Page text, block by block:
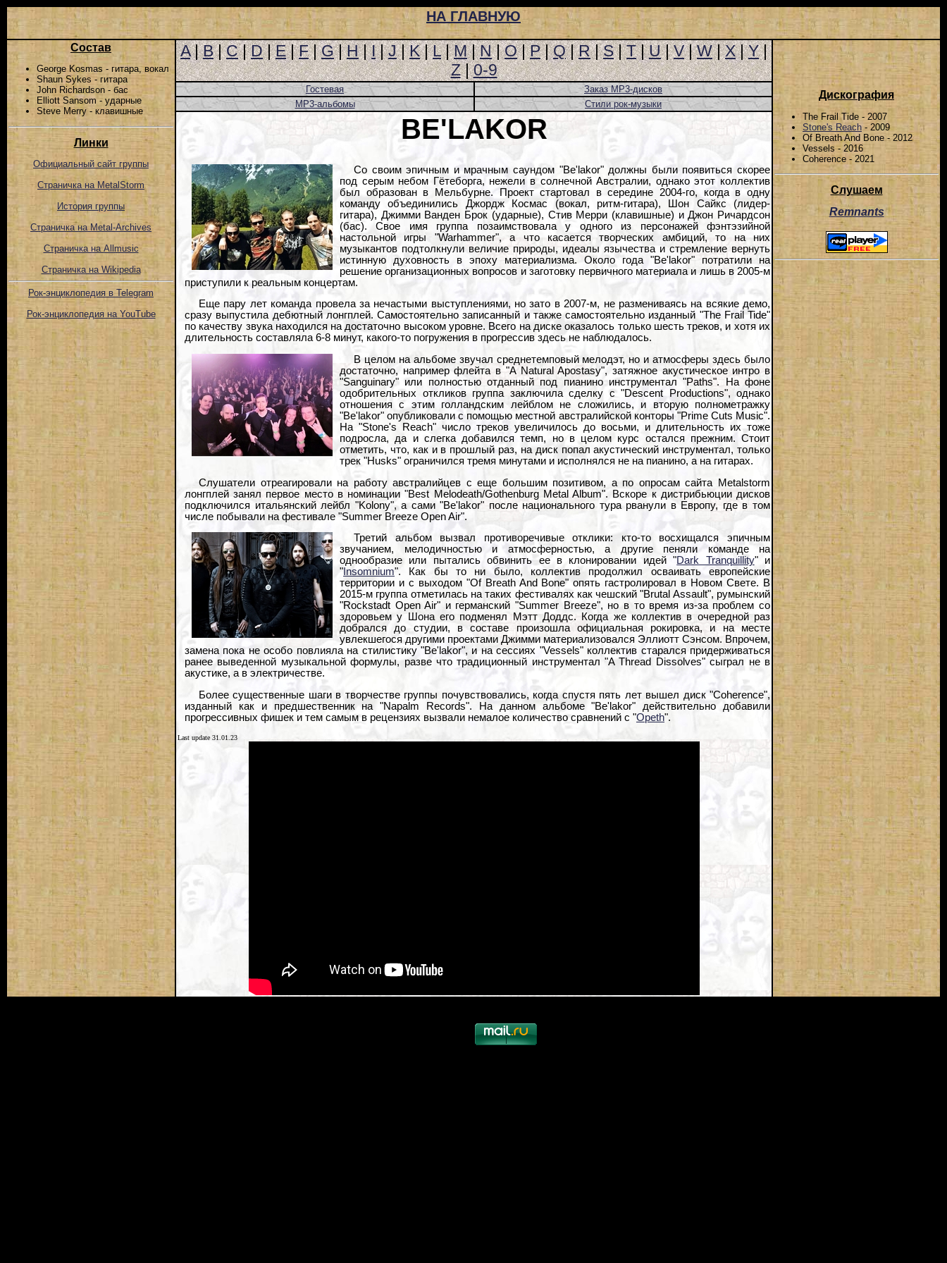
НА ГЛАВНУЮ
Состав
George Kosmas - гитара, вокал
Shaun Sykes - гитара
John Richardson - бас
Elliott Sansom - ударные
Steve Merry - клавишные
Линки
Официальный сайт группы
Страничка на MetalStorm
История группы
Страничка на Metal-Archives
Страничка на Allmusic
Страничка на Wikipedia
Рок-энциклопедия в Telegram
Рок-энциклопедия на YouTube
A|B|C|D|E|F|G|H|I|J|K|L|M|N|O|P|Q|R|S|T|U|V|W|X|Y|
Z|0-9
Дискография
The Frail Tide - 2007
Stone's Reach - 2009
Of Breath And Bone - 2012
Vessels - 2016
Coherence - 2021
Слушаем
Remnants
Гостевая
Заказ MP3-дисков
MP3-альбомы
Стили рок-музыки
BE'LAKOR
Со своим эпичным и мрачным саундом "Be'lakor" должны были появиться скорее
под серым небом Гётеборга, нежели в солнечной Австралии, однако этот коллектив
был образован в Мельбурне. Проект стартовал в середине 2004-го, когда в одну
команду объединились Джордж Космас (вокал, ритм-гитара), Шон Сайкс (лидер-
гитара), Джимми Ванден Брок (ударные), Стив Мерри (клавишные) и Джон Ричардсон
(бас). Свое имя группа позаимствовала у одного из персонажей фэнтэзийной
настольной игры "Warhammer", а что касается творческих амбиций, то на них
музыкантов подтолкнули величие природы, идеалы язычества и стремление вернуть
истинную духовность в эпоху материализма. Около года "Be'lakor" потратили на
решение организационных вопросов и заготовку первичного материала и лишь в 2005-м
приступили к реальным концертам.
Еще пару лет команда провела за нечастыми выступлениями, но зато в 2007-м, не размениваясь на всякие демо,
сразу выпустила дебютный лонгплей. Самостоятельно записанный и также самостоятельно изданный "The Frail Tide"
по качеству звука находился на достаточно высоком уровне. Всего на диске оказалось только шесть треков, и хотя их
длительность составляла 6-8 минут, какого-то погружения в прогрессив здесь не наблюдалось.
В целом на альбоме звучал среднетемповый мелодэт, но и атмосферы здесь было
достаточно, например флейта в "A Natural Apostasy", затяжное акустическое интро в
"Sanguinary" или полностью отданный под пианино инструментал "Paths". На фоне
одобрительных откликов группа заключила сделку с "Descent Productions", однако
отношения с этим голландским лейблом не сложились, и вторую полнометражку
"Be'lakor" опубликовали с помощью местной австралийской конторы "Prime Cuts Music".
На "Stone's Reach" число треков увеличилось до восьми, и длительность их тоже
подросла, да и слегка добавился темп, но в целом курс остался прежним. Стоит
отметить, что, как и в прошлый раз, на диск попал акустический инструментал, только
трек "Husks" ограничился тремя минутами и исполнялся не на пианино, а на гитарах.
Слушатели отреагировали на работу австралийцев с еще большим позитивом, а по опросам сайта Metalstorm
лонгплей занял первое место в номинации "Best Melodeath/Gothenburg Metal Album". Вскоре к дистрибьюции дисков
подключился итальянский лейбл "Kolony", а сами "Be'lakor" после национального тура рванули в Европу, где в том
числе побывали на фестивале "Summer Breeze Open Air".
Третий альбом вызвал противоречивые отклики: кто-то восхищался эпичным
звучанием, мелодичностью и атмосферностью, а другие пеняли команде на
однообразие или пытались обвинить ее в клонировании идей "Dark Tranquillity" и
" Insomnium". Как бы то ни было, коллектив продолжил осваивать европейские
территории и с выходом "Of Breath And Bone" опять гастролировал в Новом Свете. В
2015-м группа отметилась на таких фестивалях как чешский "Brutal Assault", румынский
"Rockstadt Open Air" и германский "Summer Breeze", но в то время из-за проблем со
здоровьем у Шона его подменял Мэтт Доддс. Когда же коллектив в очередной раз
добрался до студии, в составе произошла официальная рокировка, и на месте
увлекшегося другими проектами Джимми материализовался Эллиотт Сэнсом. Впрочем,
замена пока не особо повлияла на стилистику "Be'lakor", и на сессиях "Vessels" коллектив старался придерживаться
ранее выведенной музыкальной формулы, разве что традиционный инструментал "A Thread Dissolves" сыграл не в
акустике, а в электричестве.
Более существенные шаги в творчестве группы почувствовались, когда спустя пять лет вышел диск "Coherence",
изданный как и предшественник на "Napalm Records". На данном альбоме "Be'lakor" действительно добавили
прогрессивных фишек и тем самым в рецензиях вызвали немалое количество сравнений с "Opeth".
Last update 31.01.23